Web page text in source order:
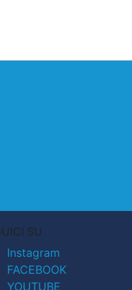
SU
Instagram
FACEBOOK
YOUTUBE